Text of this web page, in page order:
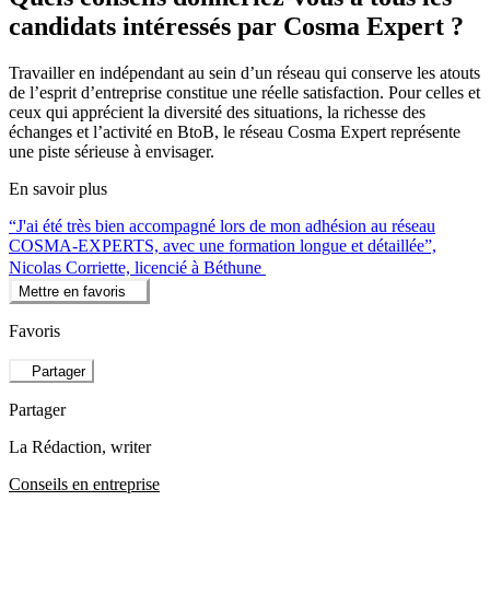
candidats intéressés par Cosma Expert ?
Travailler en indépendant au sein d’un réseau qui conserve les atouts
de l’esprit d’entreprise constitue une réelle satisfaction. Pour celles et
ceux qui apprécient la diversité des situations, la richesse des
échanges et l’activité en BtoB, le réseau Cosma Expert représente
une piste sérieuse à envisager.
En savoir plus
“J'ai été très bien accompagné lors de mon adhésion au réseau
COSMA-EXPERTS, avec une formation longue et détaillée”,
Nicolas Corriette, licencié à Béthune
Mettre en favoris
Favoris
Partager
Partager
La Rédaction, writer
Conseils en entreprise